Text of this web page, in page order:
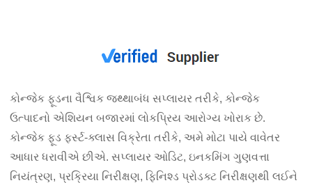
કોન્જેક ફૂડના વૈશ્વિક જથ્થાબંધ સપ્લાયર તરીકે, કોન્જેક
ઉત્પાદનો એશિયન બજારમાં લોકપ્રિય આરોગ્ય ખોરાક છે.
કોન્જેક ફૂડ ફર્સ્ટ-ક્લાસ વિક્રેતા તરીકે, અમે મોટા પાયે વાવેતર
આધાર ધરાવીએ છીએ. સપ્લાયર ઓડિટ, ઇનકમિંગ ગુણવત્તા
નિયંત્રણ, પ્રક્રિયા નિરીક્ષણ, ફિનિશ્ડ પ્રોડક્ટ નિરીક્ષણથી લઈને